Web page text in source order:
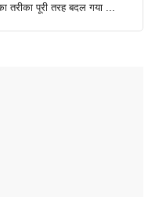
तरीका पूरी तरह बदल गया ...